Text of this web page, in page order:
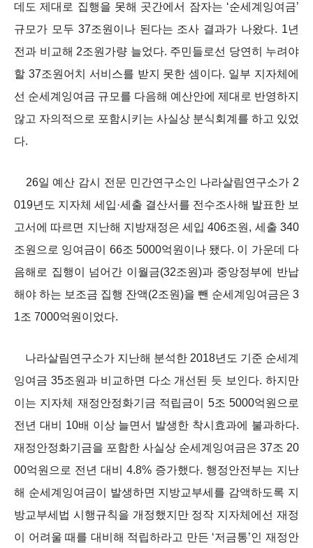
데도 제대로 집행을 못해 곳간에서 잠자는 ‘순세계잉여금’
규모가 모두 37조원이나 된다는 조사 결과가 나왔다. 1년
전과 비교해 2조원가량 늘었다. 주민들로선 당연히 누려야
할 37조원어치 서비스를 받지 못한 셈이다. 일부 지자체에
선 순세계잉여금 규모를 다음해 예산안에 제대로 반영하지
않고 자의적으로 포함시키는 사실상 분식회계를 하고 있었
다.
26일 예산 감시 전문 민간연구소인 나라살림연구소가 2
019년도 지자체 세입·세출 결산서를 전수조사해 발표한 보
고서에 따르면 지난해 지방재정은 세입 406조원, 세출 340
조원으로 잉여금이 66조 5000억원이나 됐다. 이 가운데 다
음해로 집행이 넘어간 이월금(32조원)과 중앙정부에 반납
해야 하는 보조금 집행 잔액(2조원)을 뺀 순세계잉여금은 3
1조 7000억원이었다.
나라살림연구소가 지난해 분석한 2018년도 기준 순세계
잉여금 35조원과 비교하면 다소 개선된 듯 보인다. 하지만
이는 지자체 재정안정화기금 적립금이 5조 5000억원으로
전년 대비 10배 이상 늘면서 발생한 착시효과에 불과하다.
재정안정화기금을 포함한 사실상 순세계잉여금은 37조 20
00억원으로 전년 대비 4.8% 증가했다. 행정안전부는 지난
해 순세계잉여금이 발생하면 지방교부세를 감액하도록 지
방교부세법 시행규칙을 개정했지만 정작 지자체에선 재정
이 어려울 때를 대비해 적립하라고 만든 ‘저금통’인 재정안